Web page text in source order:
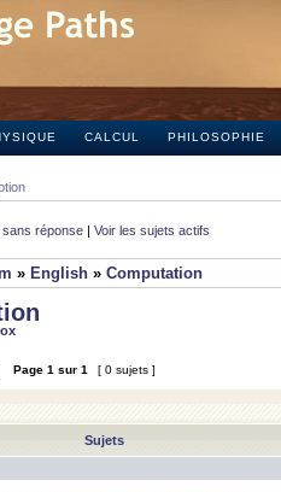
CALCUL PHILOSOPHIE
réponse | Voir les sujets actifs
» English » Computation
Page 1 sur 1 [ 0 sujets ]
Sujets